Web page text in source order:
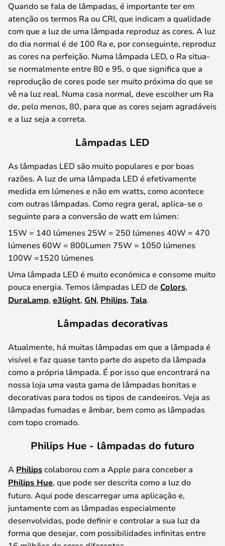
Quando se fala de lâmpadas, é importante ter em
atenção os termos Ra ou CRI, que indicam a qualidade
com que a luz de uma lâmpada reproduz as cores. A luz
do dia normal é de 100 Ra e, por conseguinte, reproduz
as cores na perfeição. Numa lâmpada LED, o Ra situa-
se normalmente entre 80 e 95, o que significa que a
reprodução de cores pode ser muito próxima do que se
vê na luz real. Numa casa normal, deve escolher um Ra
de, pelo menos, 80, para que as cores sejam agradáveis
e a luz seja a correta.
Lâmpadas LED
As lâmpadas LED são muito populares e por boas
razões. A luz de uma lâmpada LED é efetivamente
medida em lúmenes e não em watts, como acontece
com outras lâmpadas. Como regra geral, aplica-se o
seguinte para a conversão de watt em lúmen:
15W = 140 lúmenes 25W = 250 lúmenes 40W = 470
lúmenes 60W = 800Lumen 75W = 1050 lúmenes
100W =1520 lúmenes
Uma lâmpada LED é muito económica e consome muito
pouca energia. Temos lâmpadas LED de Colors,
DuraLamp, e3light, GN, Philips, Tala.
Lâmpadas decorativas
Atualmente, há muitas lâmpadas em que a lâmpada é
visível e faz quase tanto parte do aspeto da lâmpada
como a própria lâmpada. É por isso que encontrará na
nossa loja uma vasta gama de lâmpadas bonitas e
decorativas para todos os tipos de candeeiros. Veja as
lâmpadas fumadas e âmbar, bem como as lâmpadas
com topo cromado.
Philips Hue - lâmpadas do futuro
A Philipscolaborou com a Apple para conceber a
Philips Hue, que pode ser descrita como a luz do
futuro. Aqui pode descarregar uma aplicação e,
juntamente com as lâmpadas especialmente
desenvolvidas, pode definir e controlar a sua luz da
forma que desejar, com possibilidades infinitas entre